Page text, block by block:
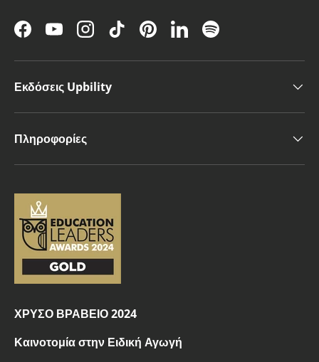
FacebookYouTubeInstagramTikTokPinterestLinkedInSpotify
Εκδόσεις Upbility
Πληροφορίες
ΧΡΥΣΟ ΒΡΑΒΕΙΟ 2024
Καινοτομία στην Ειδική Αγωγή